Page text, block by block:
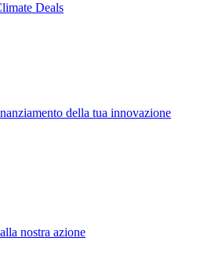
Deals
della tua innovazione
nostra azione